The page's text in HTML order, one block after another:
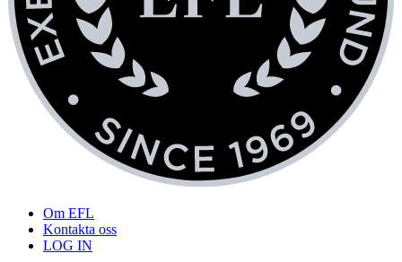
Om EFL
Kontakta oss
LOG IN